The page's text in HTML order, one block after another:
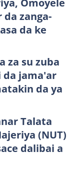
zanga-
da ke
za su zuba
da jama'ar
da ya
Talata
(NUT)
dalibai a